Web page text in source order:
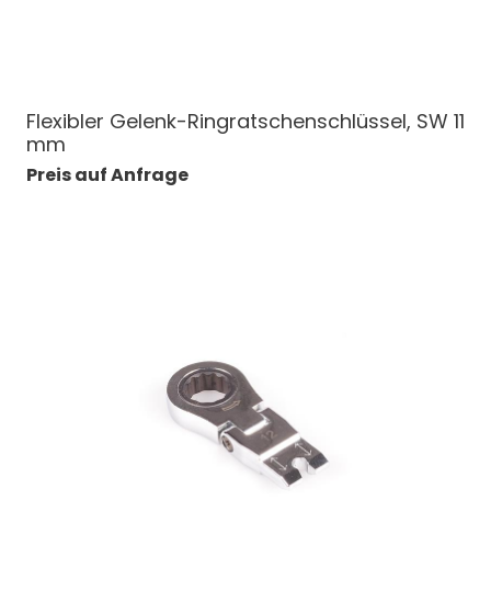
Flexibler Gelenk-Ringratschenschlüssel, SW 11
mm
Preis auf Anfrage